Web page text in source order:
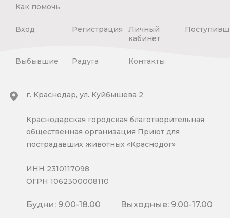
Как помочь
Вход Регистрация
Личный
кабинет
Выбывшие Радуга Контакты
г. Краснодар, ул. Куйбышева 2
Краснодарская городская благотворительная
общественная организация Приют для
пострадавших животных «Краснодог»
ИНН 2310117098
ОГРН 1062300008110
Будни: 9.00-18.00 Выходные: 9.00-17.00